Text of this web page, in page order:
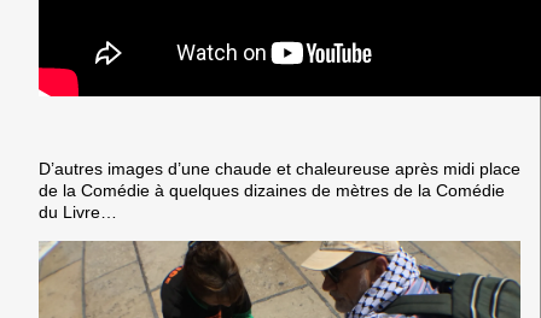
D’autres images d’une chaude et chaleureuse après midi place
de la Comédie à quelques dizaines de mètres de la Comédie
du Livre…